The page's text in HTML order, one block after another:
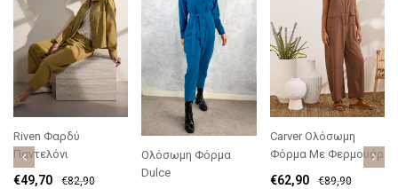
Riven Φαρδύ
Παντελόνι
€82,90
€49,70
Ολόσωμη Φόρμα
Dulce
Carver Ολόσωμη
Φόρμα Με Φερμουάρ
€89,90
€62,90